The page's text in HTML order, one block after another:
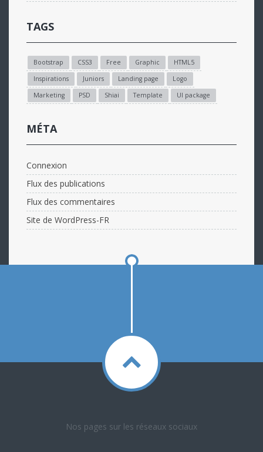
TAGS
Bootstrap CSS3 Free Graphic
HTML5
Inspirations
Juniors Landing page
Logo
Marketing
PSD Shiai Template UI package
MÉTA
Connexion
Flux des publications
Flux des commentaires
Site de WordPress-FR
Nos pages sur les réseaux sociaux